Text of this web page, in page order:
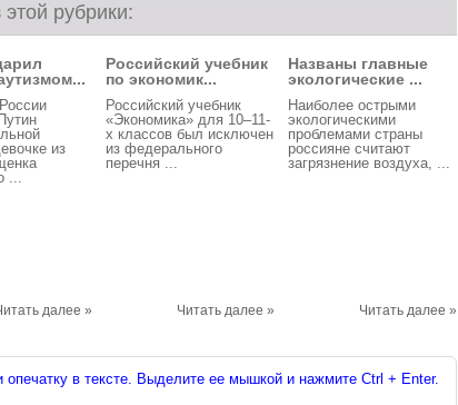
рубрики:
из
...
далее »
Российский учебник
по экономик...
Российский учебник
«Экономика» для 10–11-
х классов был исключен
из федерального
перечня ...
Читать далее »
Названы главные
экологические ...
Наиболее острыми
экологическими
проблемами страны
россияне считают
загрязнение воздуха, ...
Читать далее »
опечатку в тексте. Выделите ее мышкой и нажмите Ctrl + Enter.